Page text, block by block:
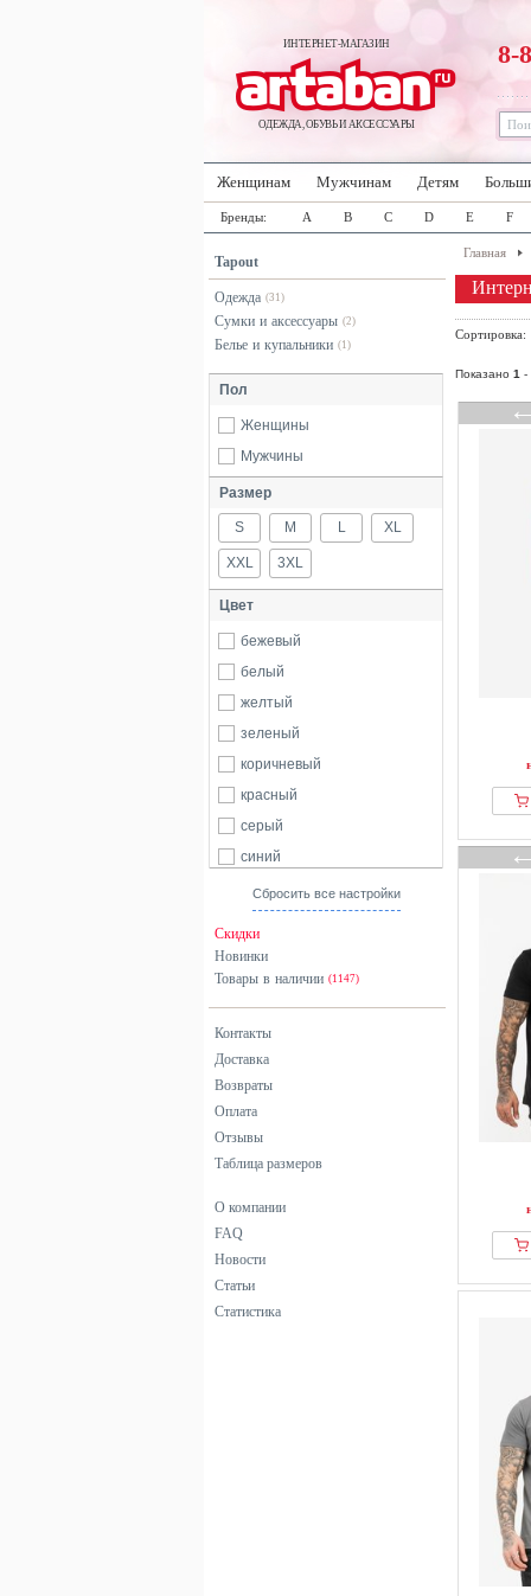
ИНТЕРНЕТ-МАГАЗИН
ОДЕЖДА, ОБУВЬ И АКСЕССУАРЫ
8-
Женщинам Мужчинам Детям
Бренды: A B C D E F
Tapout
Одежда (31)
Сумки и аксессуары (2)
Белье и купальники (1)
Пол
Женщины
Мужчины
Размер
S M L XL
XXL 3XL
Цвет
бежевый
белый
желтый
зеленый
коричневый
красный
серый
синий
черный
Сбросить все настройки
Скидки
Новинки
Товары в наличии (1147)
Контакты
Доставка
Возвраты
Оплата
Отзывы
Таблица размеров
О компании
FAQ
Новости
Статьи
Статистика
Главная
Показано 1 -